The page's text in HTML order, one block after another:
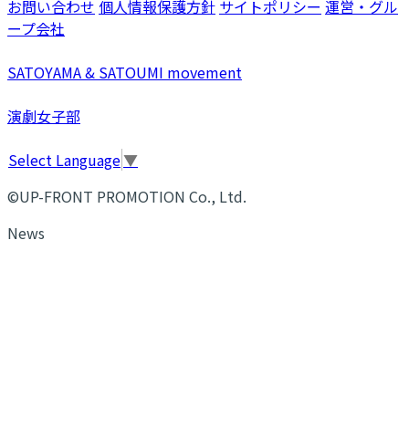
お問い合わせ 個人情報保護方針 サイトポリシー 運営・グル
ープ会社
SATOYAMA & SATOUMI movement
演劇女子部
Select Language▼
©UP-FRONT PROMOTION Co., Ltd.
News